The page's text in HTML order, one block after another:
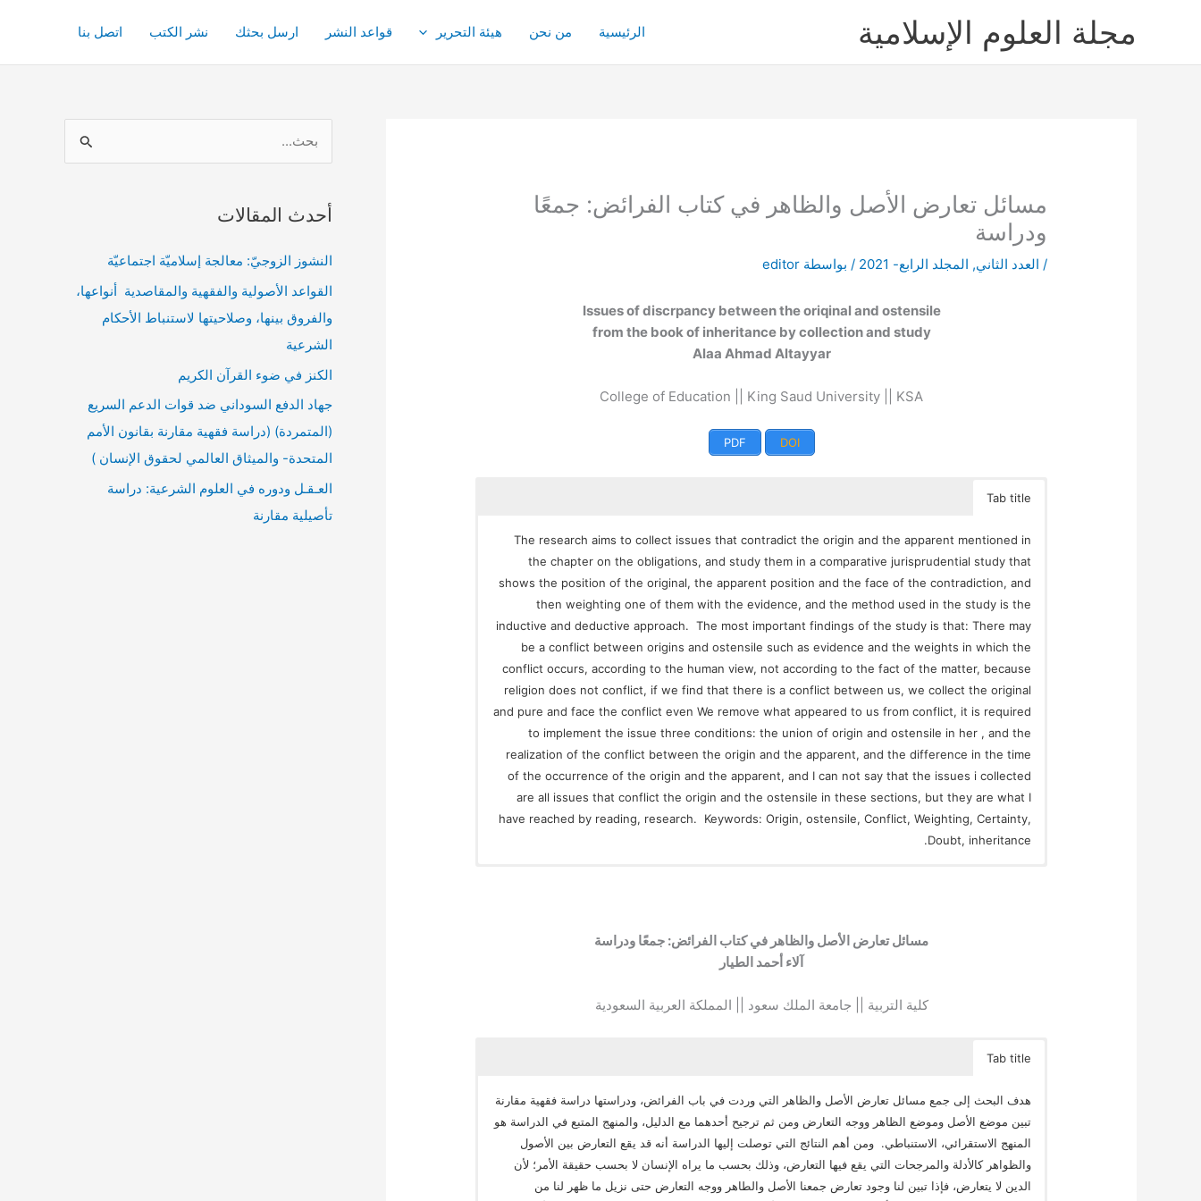
مجلة العلوم الإسلامية الرئيسية من نحن هيئة التحرير قواعد النشر ارسل بحثك نشر الكتب اتصل بنا
مسائل تعارض الأصل والظاهر في كتاب الفرائض: جمعًا
ودراسة
/ العدد الثاني, المجلد الرابع- 2021 / بواسطة editor
Issues of discrpancy between the oriqinal and ostensile
from the book of inheritance by collection and study
Alaa Ahmad Altayyar
College of Education || King Saud University || KSA
DOI
PDF
Tab title
The research aims to collect issues that contradict the origin and the apparent mentioned in
the chapter on the obligations, and study them in a comparative jurisprudential study that
shows the position of the original, the apparent position and the face of the contradiction, and
then weighting one of them with the evidence, and the method used in the study is the
inductive and deductive approach. The most important findings of the study is that: There may
be a conflict between origins and ostensile such as evidence and the weights in which the
conflict occurs, according to the human view, not according to the fact of the matter, because
religion does not conflict, if we find that there is a conflict between us, we collect the original
and pure and face the conflict even We remove what appeared to us from conflict, it is required
to implement the issue three conditions: the union of origin and ostensile in her , and the
realization of the conflict between the origin and the apparent, and the difference in the time
of the occurrence of the origin and the apparent, and I can not say that the issues i collected
are all issues that conflict the origin and the ostensile in these sections, but they are what I
have reached by reading, research. Keywords: Origin, ostensile, Conflict, Weighting, Certainty,
Doubt, inheritance.
مسائل تعارض الأصل والظاهر في كتاب الفرائض: جمعًا ودراسة
آلاء أحمد الطيار
كلية التربية || جامعة الملك سعود || المملكة العربية السعودية
Tab title
هدف البحث إلى جمع مسائل تعارض الأصل والظاهر التي وردت في باب الفرائض، ودراستها دراسة فقهية مقارنة
تبين موضع الأصل وموضع الظاهر ووجه التعارض ومن ثم ترجيح أحدهما مع الدليل، والمنهج المتبع في الدراسة هو
المنهج الاستقرائي، الاستنباطي. ومن أهم النتائج التي توصلت إليها الدراسة أنه قد يقع التعارض بين الأصول
والظواهر كالأدلة والمرجحات التي يقع فيها التعارض، وذلك بحسب ما يراه الإنسان لا بحسب حقيقة الأمر؛ لأن
الدين لا يتعارض، فإذا تبين لنا وجود تعارض جمعنا الأصل والطاهر ووجه التعارض حتى نزيل ما ظهر لنا من
ح
ث
أحدث المقالات
النشوز الزوجيّ: معالجة إسلاميّة اجتماعيّة
القواعد الأصولية والفقهية والمقاصدية أنواعها،
والفروق بينها، وصلاحيتها لاستنباط الأحكام
الشرعية
الكنز في ضوء القرآن الكريم
جهاد الدفع السوداني ضد قوات الدعم السريع
(المتمردة) (دراسة فقهية مقارنة بقانون الأمم
المتحدة- والميثاق العالمي لحقوق الإنسان )
العـقـل ودوره في العلوم الشرعية: دراسة
تأصيلية مقارنة